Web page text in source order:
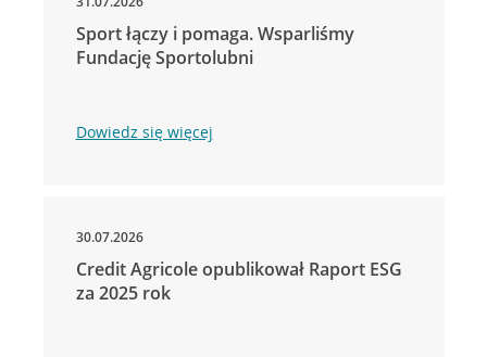
Sport łączy i pomaga. Wsparliśmy
Fundację Sportolubni
Dowiedz się więcej
30.07.2026
Credit Agricole opublikował Raport ESG
za 2025 rok